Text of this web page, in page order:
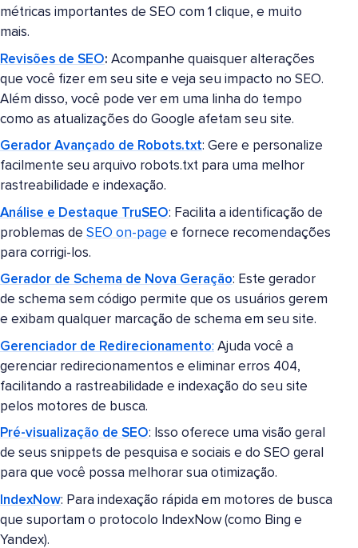
métricas importantes de SEO com 1 clique, e muito
mais.
Revisões de SEO: Acompanhe quaisquer alterações
que você fizer em seu site e veja seu impacto no SEO.
Além disso, você pode ver em uma linha do tempo
como as atualizações do Google afetam seu site.
Gerador Avançado de Robots.txt: Gere e personalize
facilmente seu arquivo robots.txt para uma melhor
rastreabilidade e indexação.
Análise e Destaque TruSEO: Facilita a identificação de
problemas de SEO on-page e fornece recomendações
para corrigi-los.
Gerador de Schema de Nova Geração: Este gerador
de schema sem código permite que os usuários gerem
e exibam qualquer marcação de schema em seu site.
Gerenciador de Redirecionamento: Ajuda você a
gerenciar redirecionamentos e eliminar erros 404,
facilitando a rastreabilidade e indexação do seu site
pelos motores de busca.
Pré-visualização de SEO: Isso oferece uma visão geral
de seus snippets de pesquisa e sociais e do SEO geral
para que você possa melhorar sua otimização.
IndexNow: Para indexação rápida em motores de busca
que suportam o protocolo IndexNow (como Bing e
Yandex).